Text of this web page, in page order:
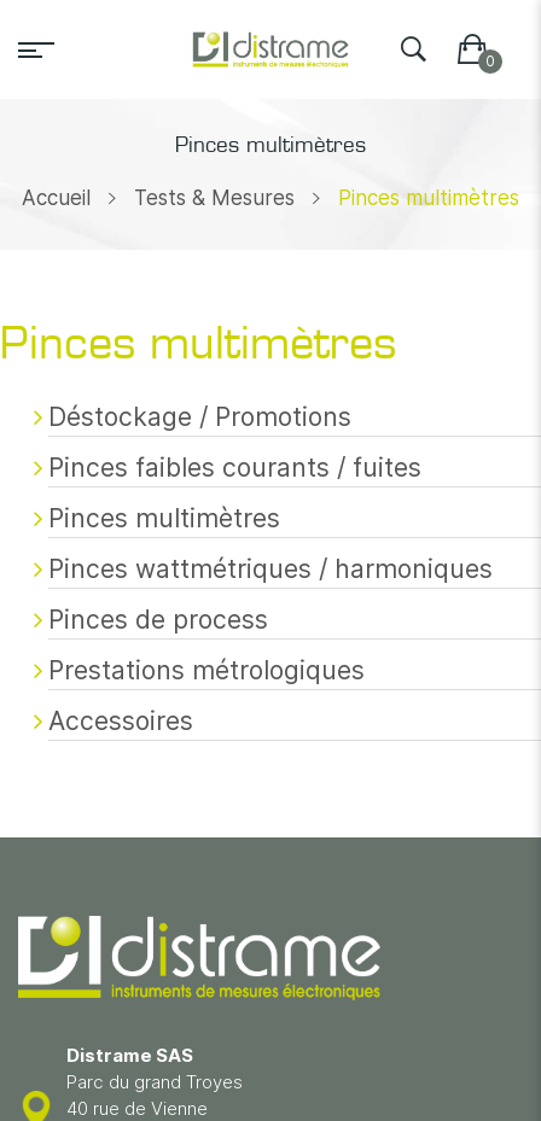
Pinces multimètres
Accueil Tests & Mesures Pinces multimètres
Pinces multimètres
Déstockage / Promotions
Pinces faibles courants / fuites
Pinces multimètres
Pinces wattmétriques / harmoniques
Pinces de process
Prestations métrologiques
Accessoires
Distrame SAS
Parc du grand Troyes
40 rue de Vienne